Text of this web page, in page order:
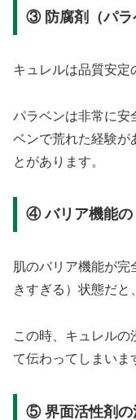
③ 防腐剤（パラ
キュレルは品質安定
パラベンは非常に安
ベンで荒れた経験が
とがあります。
④ バリア機能の
肌のバリア機能が
きすぎる）状態だと
この時、キュレルの
て伝わってしまいま
⑤ 界面活性剤の